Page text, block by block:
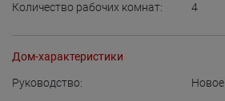
Количество рабочих комнат: 4
Дом-характеристики
Руководство: Новое